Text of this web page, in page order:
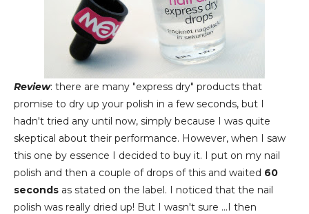
Review: there are many "express dry" products that
promise to dry up your polish in a few seconds, but I
hadn't tried any until now, simply because I was quite
skeptical about their performance. However, when I saw
this one by essence I decided to buy it. I put on my nail
polish and then a couple of drops of this and waited 60
seconds as stated on the label. I noticed that the nail
polish was really dried up! But I wasn't sure ...I then